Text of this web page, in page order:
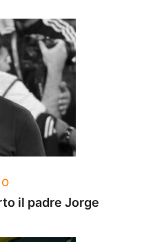
il padre Jorge